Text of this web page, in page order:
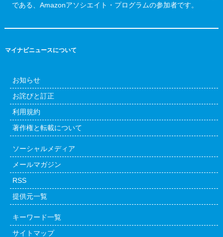
である、Amazonアソシエイト・プログラムの参加者です。
マイナビニュースについて
お知らせ
お詫びと訂正
利用規約
著作権と転載について
ソーシャルメディア
メールマガジン
RSS
提供元一覧
キーワード一覧
サイトマップ